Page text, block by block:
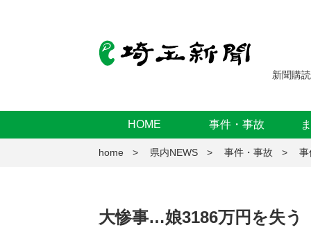
新聞購読
HOME 事件・事故
home 県内NEWS 事件・事故 事
大惨事…娘3186万円を失